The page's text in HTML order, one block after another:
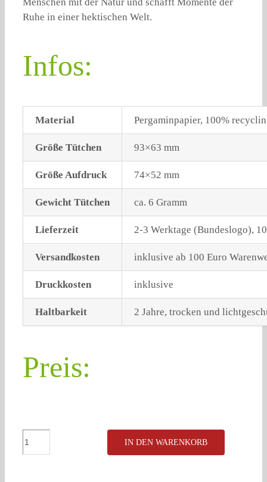
Menschen mit der Natur und schafft Momente der
Ruhe in einer hektischen Welt.
Infos:
Material Pergaminpapier, 100%
Größe Tütchen 93×63 mm
Größe Aufdruck 74×52 mm
Gewicht Tütchen ca. 6 Gramm
Lieferzeit 2-3 Werktage (Bundeslogo),
Versandkosten inklusive ab 100 Euro
Druckkosten inklusive
Haltbarkeit 2 Jahre, trocken und
Preis:
Wildvogelfutter
Bündnis
IN DEN WARENKORB